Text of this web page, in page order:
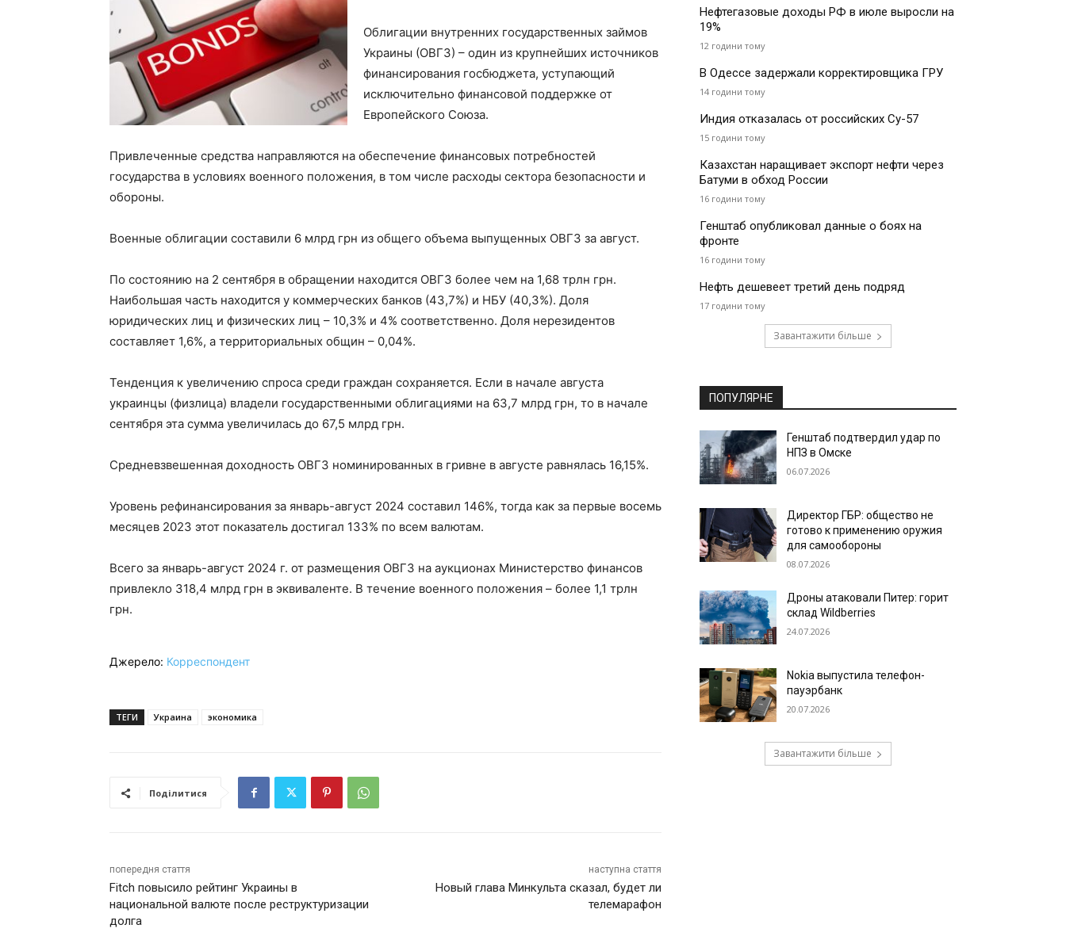
Облигации внутренних государственных займов
Украины (ОВГЗ) – один из крупнейших источников
финансирования госбюджета, уступающий
исключительно финансовой поддержке от
Европейского Союза.
Привлеченные средства направляются на обеспечение финансовых потребностей
государства в условиях военного положения, в том числе расходы сектора безопасности и
обороны.
Военные облигации составили 6 млрд грн из общего объема выпущенных ОВГЗ за август.
По состоянию на 2 сентября в обращении находится ОВГЗ более чем на 1,68 трлн грн.
Наибольшая часть находится у коммерческих банков (43,7%) и НБУ (40,3%). Доля
юридических лиц и физических лиц – 10,3% и 4% соответственно. Доля нерезидентов
составляет 1,6%, а территориальных общин – 0,04%.
Тенденция к увеличению спроса среди граждан сохраняется. Если в начале августа
украинцы (физлица) владели государственными облигациями на 63,7 млрд грн, то в начале
сентября эта сумма увеличилась до 67,5 млрд грн.
Средневзвешенная доходность ОВГЗ номинированных в гривне в августе равнялась 16,15%.
Уровень рефинансирования за январь-август 2024 составил 146%, тогда как за первые восемь
месяцев 2023 этот показатель достигал 133% по всем валютам.
Всего за январь-август 2024 г. от размещения ОВГЗ на аукционах Министерство финансов
привлекло 318,4 млрд грн в эквиваленте. В течение военного положения – более 1,1 трлн
грн.
Джерело: Корреспондент
ТЕГИ Украина экономика
Поділитися
попередня стаття
Fitch повысило рейтинг Украины в
национальной валюте после реструктуризации
долга
наступна стаття
Новый глава Минкульта сказал, будет ли
телемарафон
Нефтегазовые доходы РФ в июле выросли на
19%
12 години тому
В Одессе задержали корректировщика ГРУ
14 години тому
Индия отказалась от российских Су-57
15 години тому
Казахстан наращивает экспорт нефти через
Батуми в обход России
16 години тому
Генштаб опубликовал данные о боях на
фронте
16 години тому
Нефть дешевеет третий день подряд
17 години тому
Завантажити більше
ПОПУЛЯРНЕ
Генштаб подтвердил удар по
НПЗ в Омске
06.07.2026
Директор ГБР: общество не
готово к применению оружия
для самообороны
08.07.2026
Дроны атаковали Питер: горит
склад Wildberries
24.07.2026
Nokia выпустила телефон-
пауэрбанк
20.07.2026
Завантажити більше